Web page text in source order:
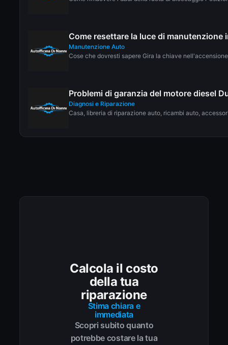
Come resettare la luce di manutenzione
Manutenzione Auto
Cose che dovresti sapere Gira la chiave
Problemi di garanzia del motore diesel
Diagnosi e Riparazione
Casa, libreria di riparazione auto, ricambi auto,
Calcola il costo
della tua
riparazione
Stima chiara e
immediata
Scopri subito quanto
potrebbe costare la tua